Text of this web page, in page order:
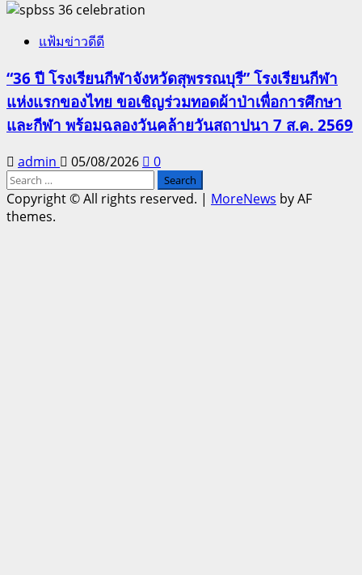
แฟ้มข่าวดีดี
“36 ปี โรงเรียนกีฬาจังหวัดสุพรรณบุรี” โรงเรียนกีฬา
แห่งแรกของไทย ขอเชิญร่วมทอดผ้าป่าเพื่อการศึกษา
และกีฬา พร้อมฉลองวันคล้ายวันสถาปนา 7 ส.ค. 2569
admin 05/08/2026
0
Search
for:
Copyright © All rights reserved. | MoreNews by AF
themes.